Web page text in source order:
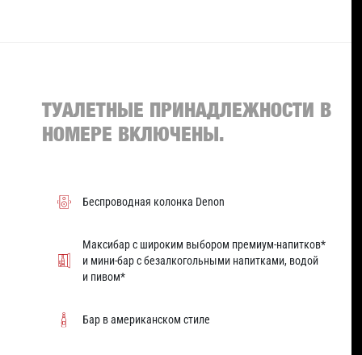
ТУАЛЕТНЫЕ ПРИНАДЛЕЖНОСТИ В
НОМЕРЕ ВКЛЮЧЕНЫ.
Беспроводная колонка Denon
Максибар с широким выбором премиум-напитков*
и мини-бар с безалкогольными напитками, водой
и пивом*
Бар в американском стиле